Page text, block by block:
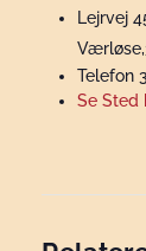
Lejrvej
Værløse,
Telefon
Se Sted